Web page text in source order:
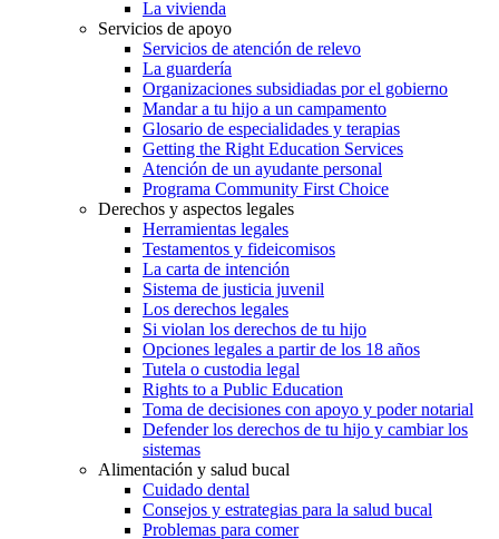
La vivienda
Servicios de apoyo
Servicios de atención de relevo
La guardería
Organizaciones subsidiadas por el gobierno
Mandar a tu hijo a un campamento
Glosario de especialidades y terapias
Getting the Right Education Services
Atención de un ayudante personal
Programa Community First Choice
Derechos y aspectos legales
Herramientas legales
Testamentos y fideicomisos
La carta de intención
Sistema de justicia juvenil
Los derechos legales
Si violan los derechos de tu hijo
Opciones legales a partir de los 18 años
Tutela o custodia legal
Rights to a Public Education
Toma de decisiones con apoyo y poder notarial
Defender los derechos de tu hijo y cambiar los
sistemas
Alimentación y salud bucal
Cuidado dental
Consejos y estrategias para la salud bucal
Problemas para comer